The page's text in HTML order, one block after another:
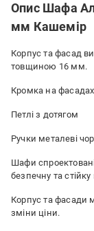
Опис Шафа
мм Кашемір
Корпус та фасад
товщиною 16 мм.
Кромка на
Петлі з дотягом
Ручки металеві
Шафи
безпечну та
Корпус та фасади
зміни ціни.